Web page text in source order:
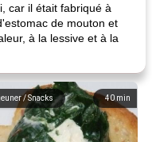
car il était fabriqué à
de mouton et
à la lessive et à la
40 min
/ Snacks